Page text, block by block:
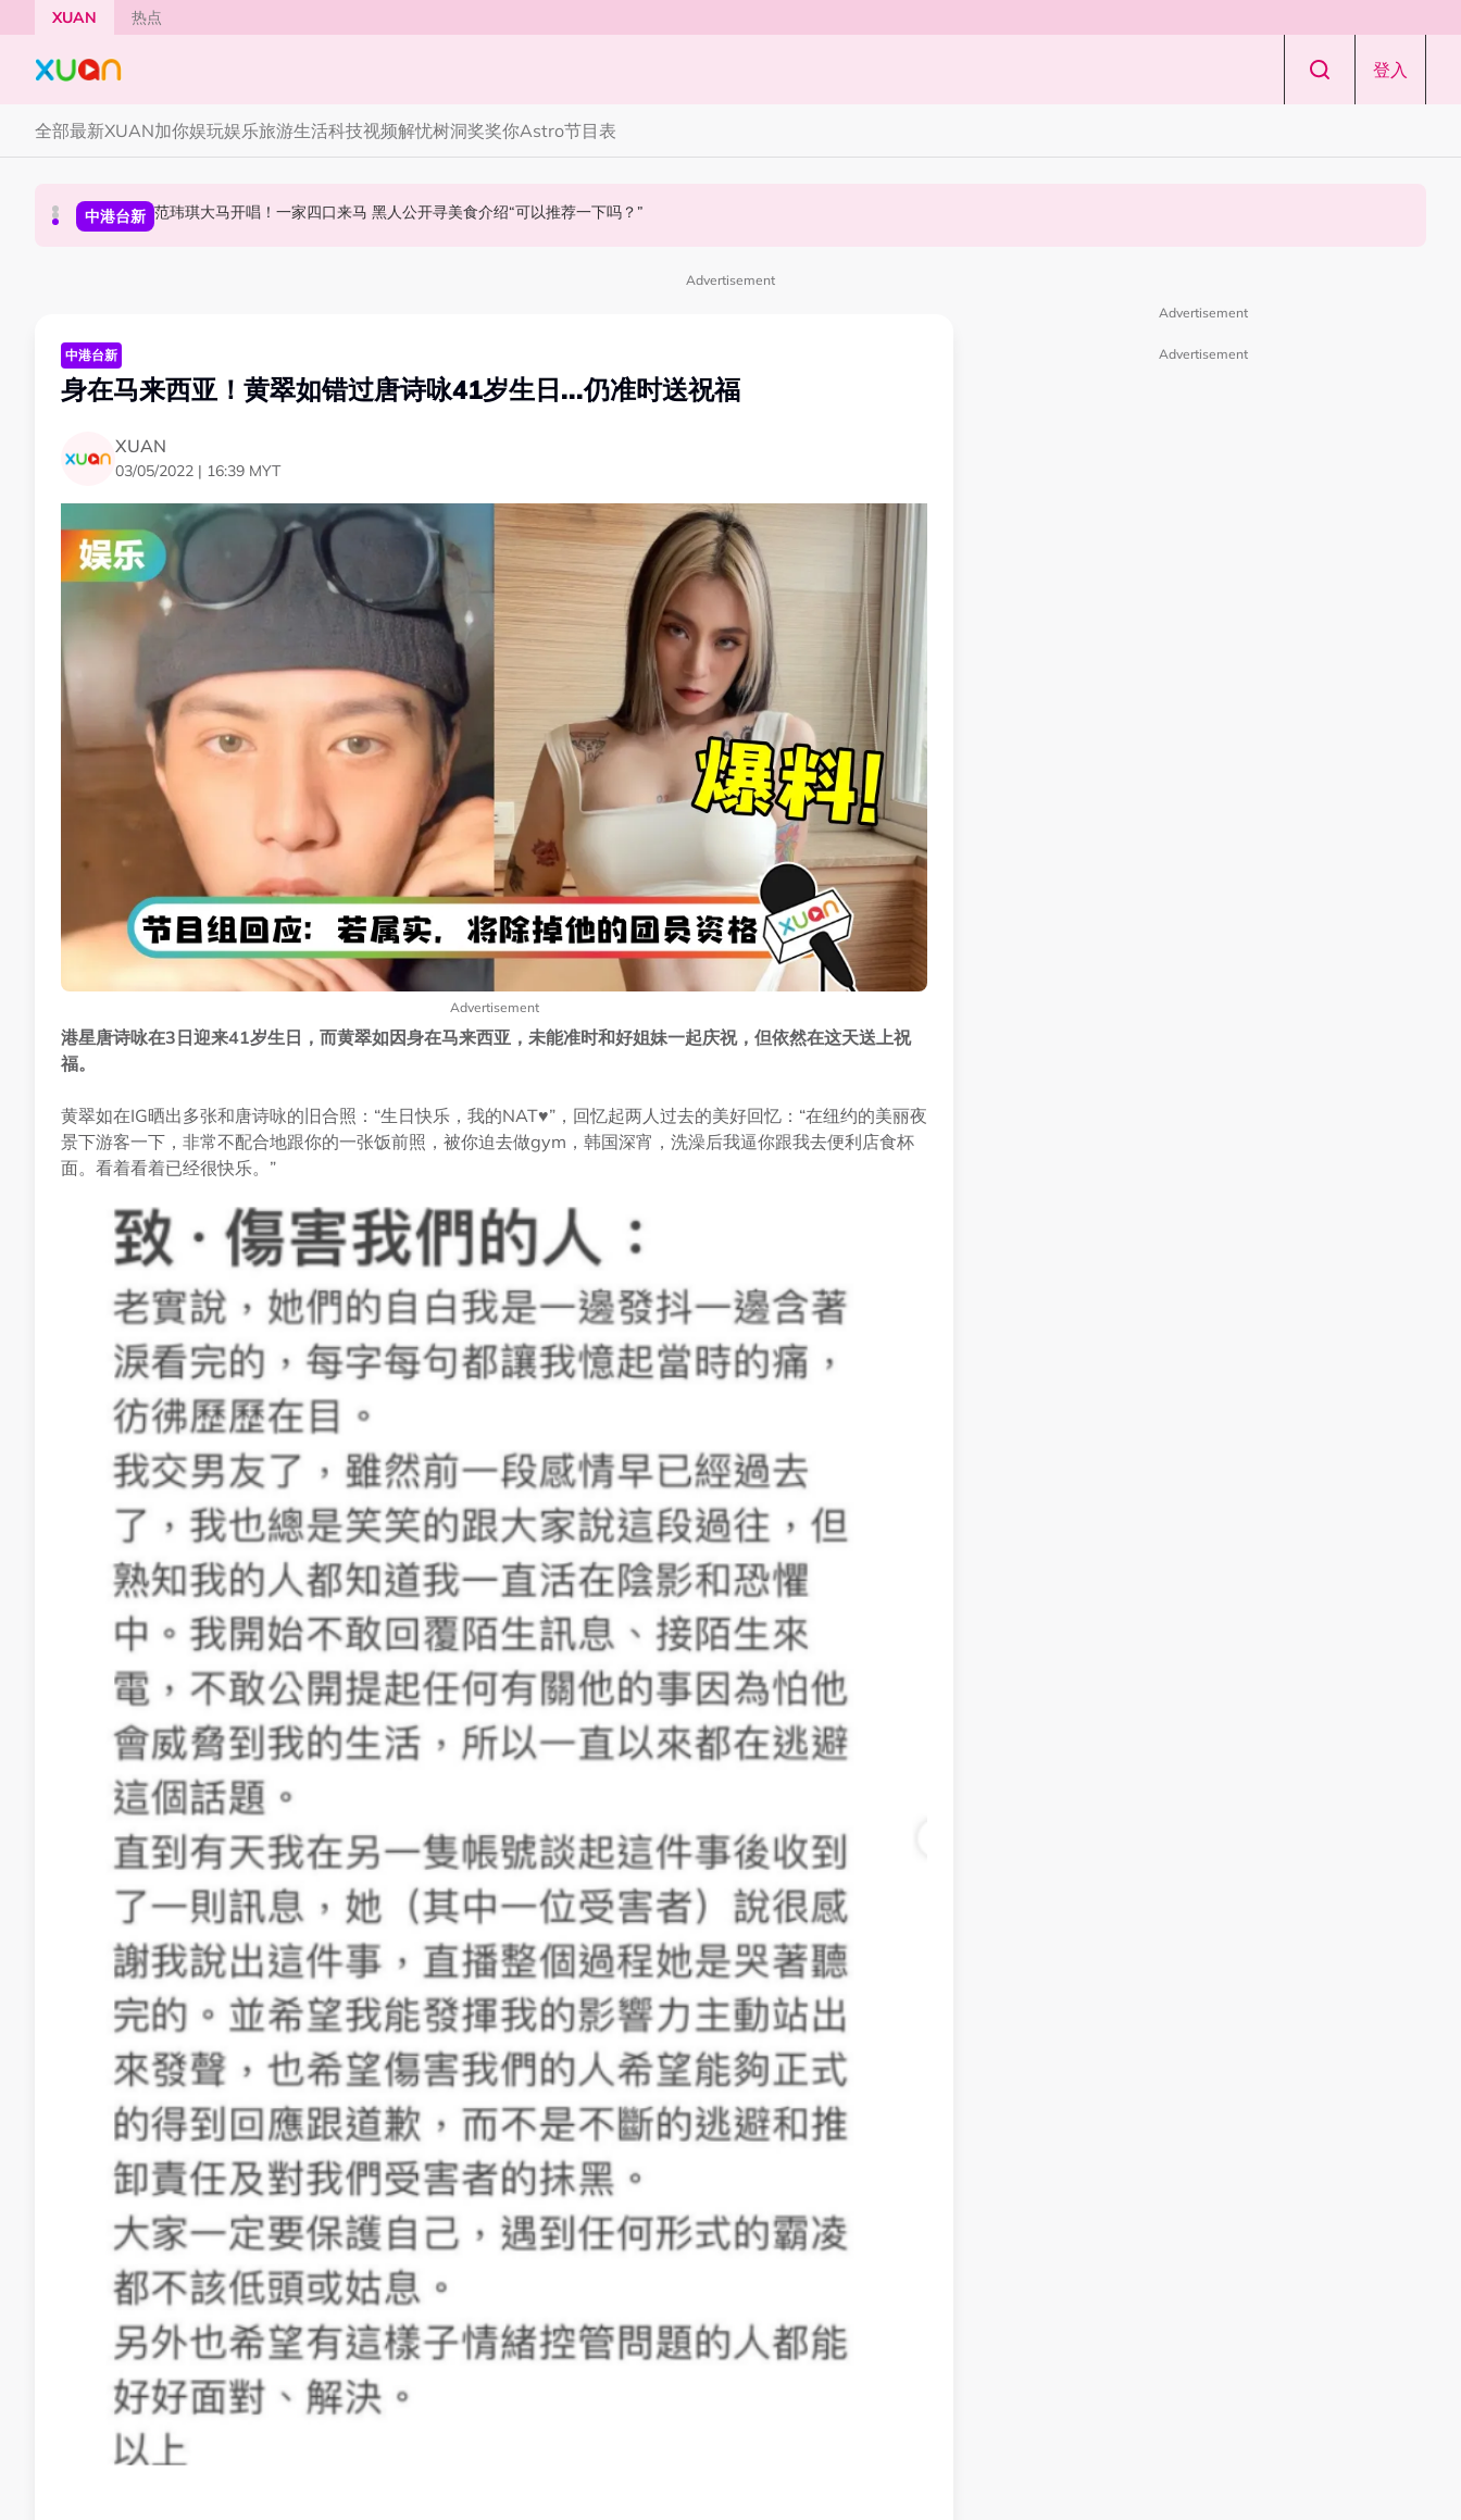
Skip to main content
XUAN 热点
登入
全部最新XUAN加你娱玩娱乐旅游生活科技视频解忧树洞奖奖你Astro节目表
中港台新 范玮琪大马开唱！一家四口来马 黑人公开寻美食介绍“可以推荐一下吗？”
本地星闻 官宣！邱锋泽《Bend The Lines》马来西亚站 11月14日开唱
中港台新 63岁关之琳被曝新男友小她36岁！亲自发文回应 “奶孙恋”
Advertisement
中港台新
身在马来西亚！黄翠如错过唐诗咏41岁生日...仍准时送祝福
XUAN
03/05/2022 | 16:39 MYT
Advertisement
港星唐诗咏在3日迎来41岁生日，而黄翠如因身在马来西亚，未能准时和好姐妹一起庆祝，但依然在这天送上祝
福。
黄翠如在IG晒出多张和唐诗咏的旧合照：“生日快乐，我的NAT♥”，回忆起两人过去的美好回忆：“在纽约的美丽夜
景下游客一下，非常不配合地跟你的一张饭前照，被你迫去做gym，韩国深宵，洗澡后我逼你跟我去便利店食杯
面。看着看着已经很快乐。”
Advertisement
Advertisement